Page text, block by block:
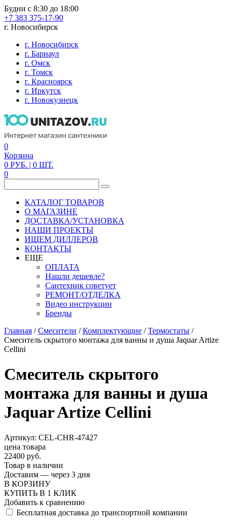
Будни с 8:30 до 18:00
+7 383 375-17-90
г. Новосибирск
г. Новосибирск
г. Барнаул
г. Омск
г. Томск
г. Красноярск
г. Иркутск
г. Новокузнецк
0
Корзина
0 РУБ. | 0 ШТ.
0
КАТАЛОГ ТОВАРОВ
О МАГАЗИНЕ
ДОСТАВКА/УСТАНОВКА
НАШИ ПРОЕКТЫ
ИЩЕМ ДИЛЛЕРОВ
КОНТАКТЫ
ЕЩЕ
ОПЛАТА
Нашли дешевле?
Сантехник советует
РЕМОНТ/ОТДЕЛКА
Видео инструкции
Бренды
Главная /Смесители /Комплектующие /Термостаты /
Смеситель скрытого монтажа для ванны и душа Jaquar Artize
Cellini
Смеситель скрытого
монтажа для ванны и душа
Jaquar Artize Cellini
Артикул: CEL-CHR-47427
цена товара
22400 руб.
Товар в наличии
Доставим — через 3 дня
В КОРЗИНУ
КУПИТЬ В 1 КЛИК
Добавить к сравнению
Бесплатная доставка до транспортной компании